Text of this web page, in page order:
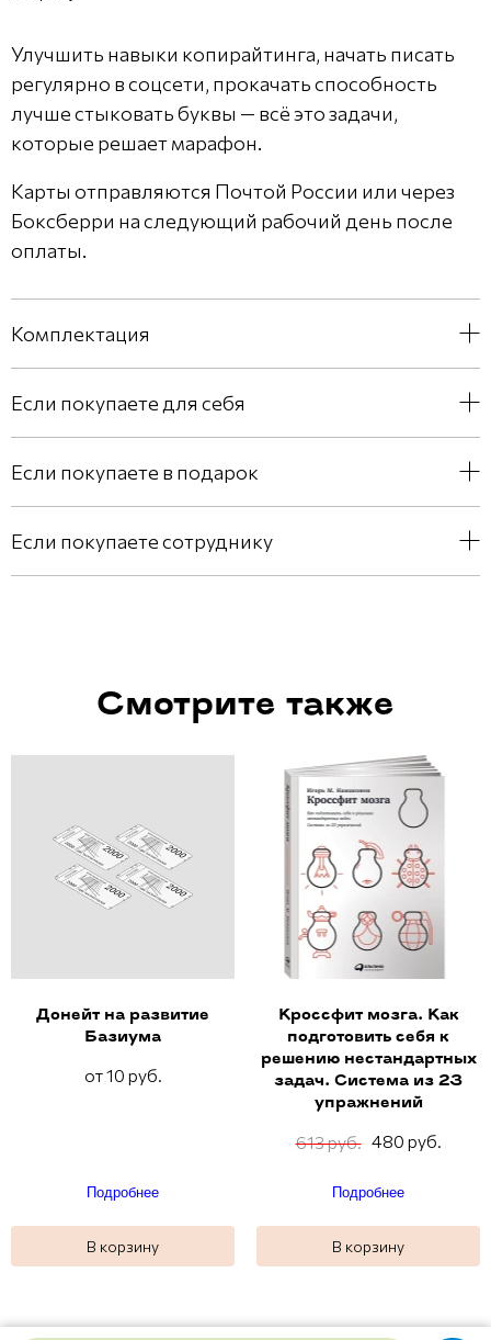
Улучшить навыки копирайтинга, начать писать
регулярно в соцсети, прокачать способность
лучше стыковать буквы — всё это задачи,
которые решает марафон.
Карты отправляются Почтой России или через
Боксберри на следующий рабочий день после
оплаты.
Комплектация
Если покупаете для себя
Если покупаете в подарок
Если покупаете сотруднику
Смотрите также
Донейт на развитие
Базиума
от 10 руб.
Подробнее
В корзину
Кроссфит мозга. Как
подготовить себя к
решению нестандартных
задач. Система из 23
упражнений
613 руб. 480 руб.
Подробнее
В корзину